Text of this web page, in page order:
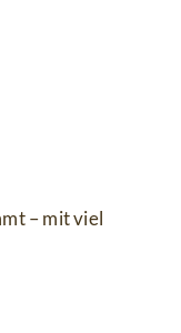
– mit viel